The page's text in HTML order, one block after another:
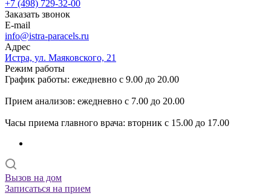
+7 (498) 729-32-00
Заказать звонок
E-mail
info@istra-paracels.ru
Адрес
Истра, ул. Маяковского, 21
Режим работы
График работы: ежедневно с 9.00 до 20.00
Прием анализов: ежедневно с 7.00 до 20.00
Часы приема главного врача: вторник с 15.00 до 17.00
Вызов на дом
Записаться на прием